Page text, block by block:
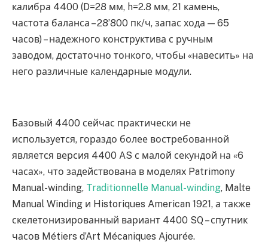
калибра 4400 (D=28 мм, h=2.8 мм, 21 камень,
частота баланса – 28’800 пк/ч, запас хода — 65
часов) – надежного конструктива с ручным
заводом, достаточно тонкого, чтобы «навесить» на
него различные календарные модули.
Базовый 4400 сейчас практически не
используется, гораздо более востребованной
является версия 4400 AS с малой секундой на «6
часах», что задействована в моделях Patrimony
Manual-winding, Traditionnelle Manual-winding, Malte
Manual Winding и Historiques American 1921, а также
скелетонизированный вариант 4400 SQ – спутник
часов Métiers d’Art Mécaniques Ajourée.